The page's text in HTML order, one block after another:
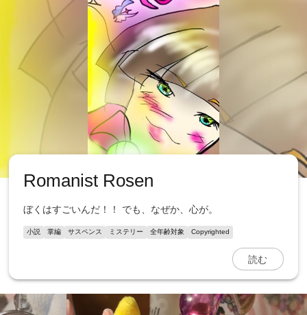
Romanist Rosen
ぼくはすごいんだ！！ でも、なぜか、心が。
小説 掌編 サスペンス ミステリー 全年齢対象 Copyrighted
読む